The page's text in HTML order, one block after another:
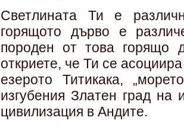
Светлината Ти е
горящото дърво е
породен от това горящо
откриете, че Ти се
езерото Титикака,
изгубения Златен град на
цивилизация в Андите.